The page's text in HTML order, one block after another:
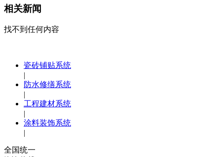
相关新闻
找不到任何内容
瓷砖铺贴系统
|
防水修缮系统
|
工程建材系统
|
涂料装饰系统
|
全国统一